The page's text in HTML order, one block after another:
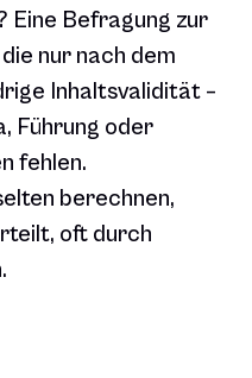
Eine Befragung zur
nur nach dem
Inhaltsvalidität –
Führung oder
fehlen.
berechnen,
oft durch